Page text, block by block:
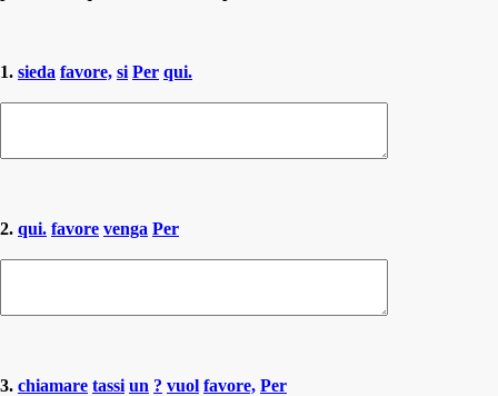
1. sieda favore, si Per qui.
2. qui. favore venga Per
3. chiamare tassi un ? vuol favore, Per